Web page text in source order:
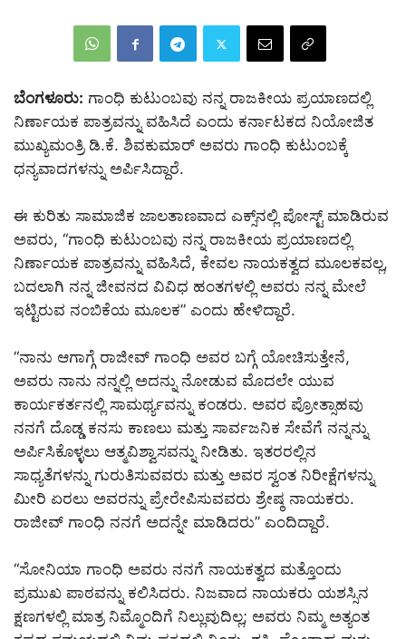
ಬೆಂಗಳೂರು: ಗಾಂಧಿ ಕುಟುಂಬವು ನನ್ನ ರಾಜಕೀಯ ಪ್ರಯಾಣದಲ್ಲಿ
ನಿರ್ಣಾಯಕ ಪಾತ್ರವನ್ನು ವಹಿಸಿದೆ ಎಂದು ಕರ್ನಾಟಕದ ನಿಯೋಜಿತ
ಮುಖ್ಯಮಂತ್ರಿ ಡಿ.ಕೆ. ಶಿವಕುಮಾರ್‌ ಅವರು ಗಾಂಧಿ ಕುಟುಂಬಕ್ಕೆ
ಧನ್ಯವಾದಗಳನ್ನು ಅರ್ಪಿಸಿದ್ದಾರೆ.
ಈ ಕುರಿತು ಸಾಮಾಜಿಕ ಜಾಲತಾಣವಾದ ಎಕ್ಸ್‌ನಲ್ಲಿ ಪೋಸ್ಟ್‌ ಮಾಡಿರುವ
ಅವರು, “ಗಾಂಧಿ ಕುಟುಂಬವು ನನ್ನ ರಾಜಕೀಯ ಪ್ರಯಾಣದಲ್ಲಿ
ನಿರ್ಣಾಯಕ ಪಾತ್ರವನ್ನು ವಹಿಸಿದೆ, ಕೇವಲ ನಾಯಕತ್ವದ ಮೂಲಕವಲ್ಲ,
ಬದಲಾಗಿ ನನ್ನ ಜೀವನದ ವಿವಿಧ ಹಂತಗಳಲ್ಲಿ ಅವರು ನನ್ನ ಮೇಲೆ
ಇಟ್ಟಿರುವ ನಂಬಿಕೆಯ ಮೂಲಕ” ಎಂದು ಹೇಳಿದ್ದಾರೆ.
“ನಾನು ಆಗಾಗ್ಗೆ ರಾಜೀವ್ ಗಾಂಧಿ ಅವರ ಬಗ್ಗೆ ಯೋಚಿಸುತ್ತೇನೆ,
ಅವರು ನಾನು ನನ್ನಲ್ಲಿ ಅದನ್ನು ನೋಡುವ ಮೊದಲೇ ಯುವ
ಕಾರ್ಯಕರ್ತನಲ್ಲಿ ಸಾಮರ್ಥ್ಯವನ್ನು ಕಂಡರು. ಅವರ ಪ್ರೋತ್ಸಾಹವು
ನನಗೆ ದೊಡ್ಡ ಕನಸು ಕಾಣಲು ಮತ್ತು ಸಾರ್ವಜನಿಕ ಸೇವೆಗೆ ನನ್ನನ್ನು
ಅರ್ಪಿಸಿಕೊಳ್ಳಲು ಆತ್ಮವಿಶ್ವಾಸವನ್ನು ನೀಡಿತು. ಇತರರಲ್ಲಿನ
ಸಾಧ್ಯತೆಗಳನ್ನು ಗುರುತಿಸುವವರು ಮತ್ತು ಅವರ ಸ್ವಂತ ನಿರೀಕ್ಷೆಗಳನ್ನು
ಮೀರಿ ಏರಲು ಅವರನ್ನು ಪ್ರೇರೇಪಿಸುವವರು ಶ್ರೇಷ್ಠ ನಾಯಕರು.
ರಾಜೀವ್ ಗಾಂಧಿ ನನಗೆ ಅದನ್ನೇ ಮಾಡಿದರು” ಎಂದಿದ್ದಾರೆ.
“ಸೋನಿಯಾ ಗಾಂಧಿ ಅವರು ನನಗೆ ನಾಯಕತ್ವದ ಮತ್ತೊಂದು
ಪ್ರಮುಖ ಪಾಠವನ್ನು ಕಲಿಸಿದರು. ನಿಜವಾದ ನಾಯಕರು ಯಶಸ್ಸಿನ
ಕ್ಷಣಗಳಲ್ಲಿ ಮಾತ್ರ ನಿಮ್ಮೊಂದಿಗೆ ನಿಲ್ಲುವುದಿಲ್ಲ; ಅವರು ನಿಮ್ಮ ಅತ್ಯಂತ